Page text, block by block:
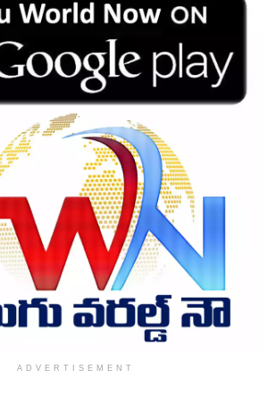
ADVERTISEMENT